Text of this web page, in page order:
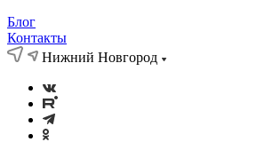
Блог
Контакты
Нижний Новгород